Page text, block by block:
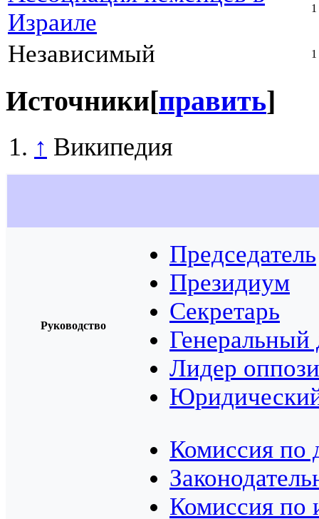
Израиле
1
Независимый 1
Источники[править]
↑ Википедия
Руководство
Председатель
Президиум
Секретарь
Генеральный
Лидер
Комиссия по
Комиссия по